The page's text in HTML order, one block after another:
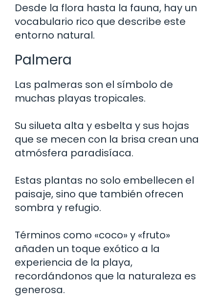
Desde la flora hasta la fauna, hay un
vocabulario rico que describe este
entorno natural.
Palmera
Las palmeras son el símbolo de
muchas playas tropicales.
Su silueta alta y esbelta y sus hojas
que se mecen con la brisa crean una
atmósfera paradisíaca.
Estas plantas no solo embellecen el
paisaje, sino que también ofrecen
sombra y refugio.
Términos como «coco» y «fruto»
añaden un toque exótico a la
experiencia de la playa,
recordándonos que la naturaleza es
generosa.